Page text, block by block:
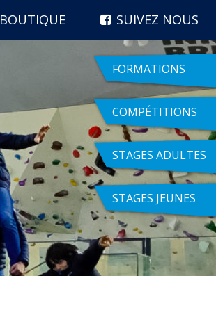
BOUTIQUE SUIVEZ NOUS
FORMATIONS
COMPÉTITIONS
STAGES ADULTES
STAGES JEUNES